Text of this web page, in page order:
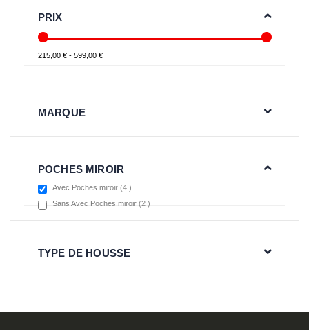
PRIX
215,00 € - 599,00 €
MARQUE
POCHES MIROIR
Avec Poches miroir 4 items
Sans Avec Poches miroir 2 items
TYPE DE HOUSSE